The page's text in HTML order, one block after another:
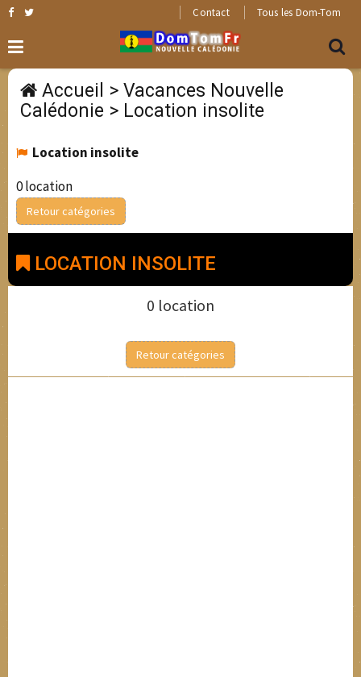
Contact Tous les Dom-Tom
Accueil > Vacances Nouvelle
Calédonie > Location insolite
Location insolite
0 location
Retour catégories
LOCATION INSOLITE
0 location
Retour catégories